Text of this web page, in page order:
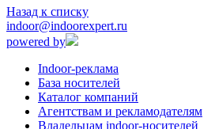
Назад к списку
indoor@indoorexpert.ru
powered by
Indoor-реклама
База носителей
Каталог компаний
Агентствам и рекламодателям
Владельцам indoor-носителей